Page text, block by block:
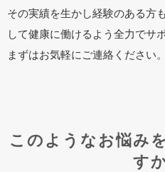
その実績を生かし経験のある方
して健康に働けるよう全力でサ
まずはお気軽にご連絡ください。
このようなお悩み
す